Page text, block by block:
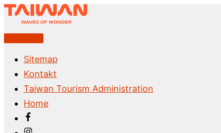
Zum
Inhalt
springenAbove
Sitemap
Kontakt
Taiwan Tourism Administration
Home